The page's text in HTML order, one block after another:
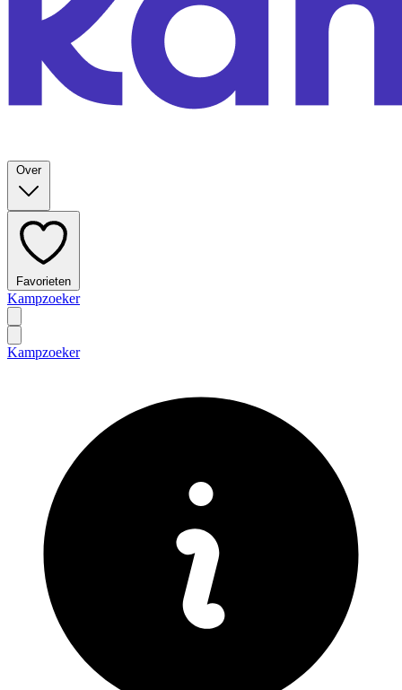
Over
Favorieten
Kampzoeker
Kampzoeker